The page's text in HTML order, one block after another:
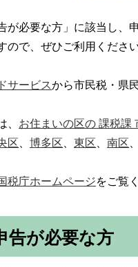
が必要な方」に該当し、
で、ぜひご利用ください
サービスから市民税・県
、 お住まいの区の 課税課
区 、博多区 、東区 、南区
税庁ホームページをご覧
告が必要な方